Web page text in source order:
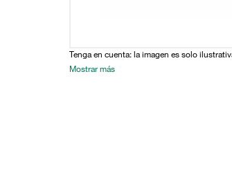
Tenga en cuenta: la imagen es solo
Mostrar más